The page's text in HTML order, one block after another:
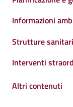
Informazioni
Strutture
Interventi
Altri contenuti